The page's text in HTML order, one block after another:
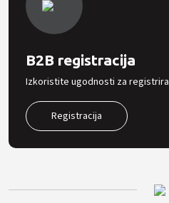
B2B registracija
Izkoristite ugodnosti za
Registracija